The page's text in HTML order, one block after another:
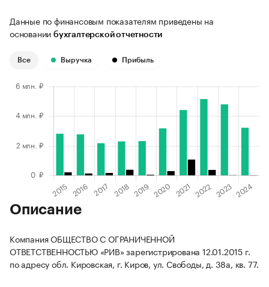
Данные по финансовым показателям приведены на
основании бухгалтерской отчетности
Все Выручка Прибыль
Описание
Компания ОБЩЕСТВО С ОГРАНИЧЕННОЙ
ОТВЕТСТВЕННОСТЬЮ «РИВ» зарегистрирована 12.01.2015 г.
по адресу обл. Кировская, г. Киров, ул. Свободы, д. 38а, кв. 77.